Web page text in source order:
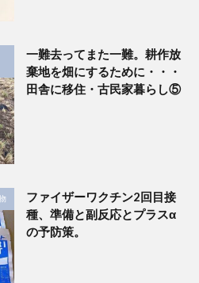
一難去ってまた一難。耕作放
棄地を畑にするために・・・
田舎に移住・古民家暮らし⑤
ファイザーワクチン2回目接
種、準備と副反応とプラスα
の予防策。